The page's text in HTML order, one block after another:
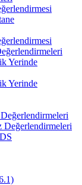
Yerinde
Yerinde
Değerlendirmeleri
Değerlendirmeleri